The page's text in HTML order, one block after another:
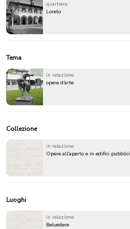
quartiere
Loreto
Tema
in relazione
opere d'arte
Collezione
in relazione
Opere all'aperto e in edifici pubblici
Luoghi
in relazione
Belvedere